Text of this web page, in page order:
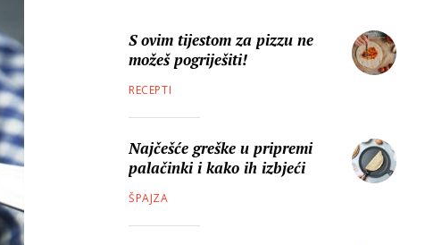
S ovim tijestom za pizzu ne
možeš pogriješiti!
RECEPTI
Najčešće greške u pripremi
palačinki i kako ih izbjeći
ŠPAJZA